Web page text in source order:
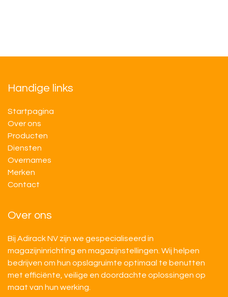
Handige links
Startpagina
Over ons
Producten
Diensten
Overnames
M​​erken
Contact
Over ons
Bij Adirack NV zijn we gespecialiseerd in
magazijninrichting en magazijnstellingen. Wij helpen
bedrijven om hun opslagruimte optimaal te benutten
met efficiënte, veilige en doordachte oplossingen op
maat van hun werking.